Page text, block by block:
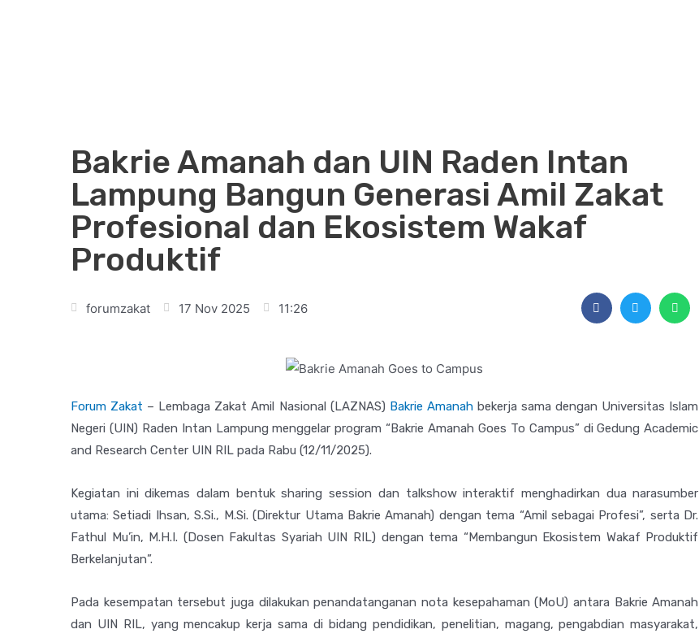
Bakrie Amanah dan UIN Raden Intan
Lampung Bangun Generasi Amil Zakat
Profesional dan Ekosistem Wakaf
Produktif
forumzakat 17 Nov 2025 11:26
Forum Zakat – Lembaga Zakat Amil Nasional (LAZNAS) Bakrie Amanahbekerja sama dengan Universitas Islam
Negeri (UIN) Raden Intan Lampung menggelar program “Bakrie Amanah Goes To Campus” di Gedung Academic
and Research Center UIN RIL pada Rabu (12/11/2025).
Kegiatan ini dikemas dalam bentuk sharing session dan talkshow interaktif menghadirkan dua narasumber
utama: Setiadi Ihsan, S.Si., M.Si. (Direktur Utama Bakrie Amanah) dengan tema “Amil sebagai Profesi”, serta Dr.
Fathul Mu’in, M.H.I. (Dosen Fakultas Syariah UIN RIL) dengan tema “Membangun Ekosistem Wakaf Produktif
Berkelanjutan”.
Pada kesempatan tersebut juga dilakukan penandatanganan nota kesepahaman (MoU) antara Bakrie Amanah
dan UIN RIL, yang mencakup kerja sama di bidang pendidikan, penelitian, magang, pengabdian masyarakat,